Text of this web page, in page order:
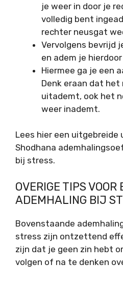
je weer in door je
volledig bent
rechter neusgat
Vervolgens bevrijd
en adem je
Hiermee ga je een
Denk eraan dat
uitademt, ook het
weer inademt.
Lees hier een uitgebreide
Shodhana
bij stress.
OVERIGE TIPS VOOR
ADEMHALING BIJ
Bovenstaande
stress zijn ontzettend
zijn dat je geen zin hebt
volgen of na te denken